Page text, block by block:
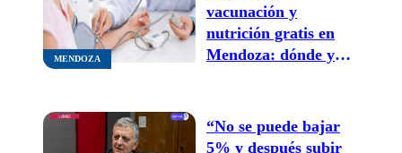
MENDOZA
vacunación y
nutrición gratis en
Mendoza: dónde y
“No se puede bajar
5% y después subir